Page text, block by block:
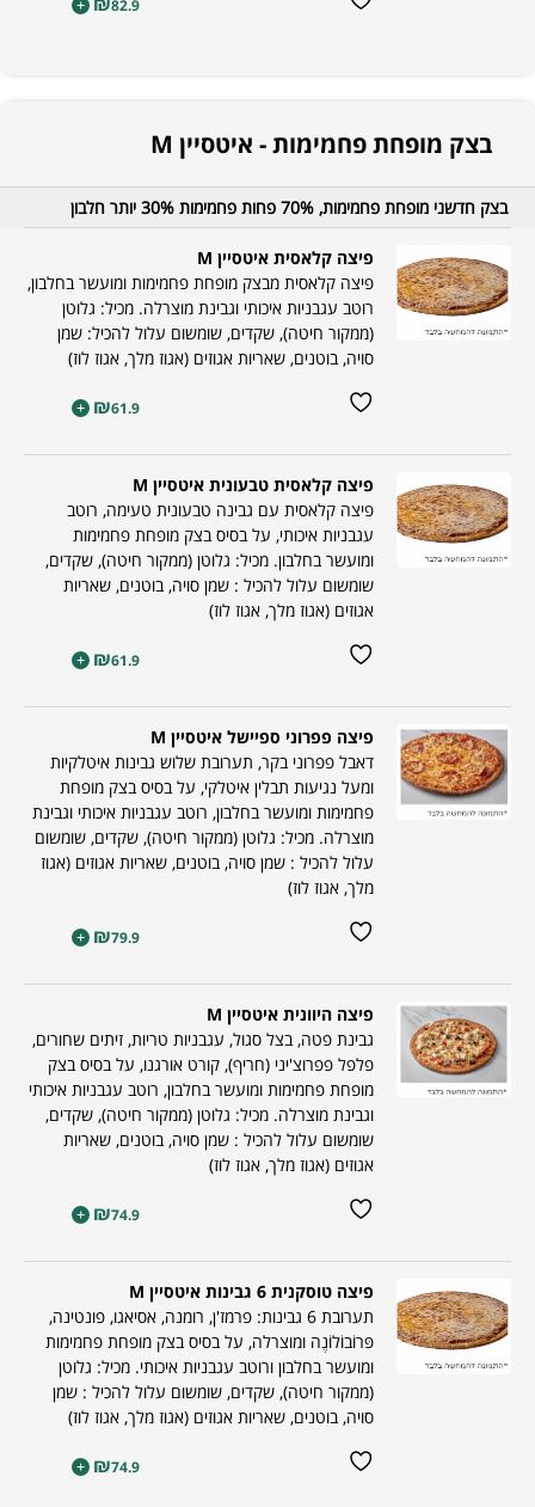
82.9
+
בצק מופחת פחמימות - איטסיין M
בצק חדשני מופחת פחמימות, 70% פחות פחמימות 30% יותר חלבון
פיצה קלאסית איטסיין M
פיצה קלאסית מבצק מופחת פחמימות ומועשר בחלבון,
רוטב עגבניות איכותי וגבינת מוצרלה. מכיל: גלוטן
(ממקור חיטה), שקדים, שומשום עלול להכיל: שמן
סויה, בוטנים, שאריות אגוזים (אגוז מלך, אגוז לוז)
₪61.9
+
פיצה קלאסית טבעונית איטסיין M
פיצה קלאסית עם גבינה טבעונית טעימה, רוטב
עגבניות איכותי, על בסיס בצק מופחת פחמימות
ומועשר בחלבון. מכיל: גלוטן (ממקור חיטה), שקדים,
שומשום עלול להכיל : שמן סויה, בוטנים, שאריות
אגוזים (אגוז מלך, אגוז לוז)
₪61.9
+
פיצה פפרוני ספיישל איטסיין M
דאבל פפרוני בקר, תערובת שלוש גבינות איטלקיות
ומעל נגיעות תבלין איטלקי, על בסיס בצק מופחת
פחמימות ומועשר בחלבון, רוטב עגבניות איכותי וגבינת
מוצרלה. מכיל: גלוטן (ממקור חיטה), שקדים, שומשום
עלול להכיל : שמן סויה, בוטנים, שאריות אגוזים (אגוז
מלך, אגוז לוז)
₪79.9
+
פיצה היוונית איטסיין M
גבינת פטה, בצל סגול, עגבניות טריות, זיתים שחורים,
פלפל פפרוצ'יני (חריף), קורט אורגנו, על בסיס בצק
מופחת פחמימות ומועשר בחלבון, רוטב עגבניות איכותי
וגבינת מוצרלה. מכיל: גלוטן (ממקור חיטה), שקדים,
שומשום עלול להכיל : שמן סויה, בוטנים, שאריות
אגוזים (אגוז מלך, אגוז לוז)
₪74.9
+
פיצה טוסקנית 6 גבינות איטסיין M
תערובת 6 גבינות: פרמז'ן, רומנה, אסיאגו, פונטינה,
פּרוֹבוֹלוֹנֶה ומוצרלה, על בסיס בצק מופחת פחמימות
ומועשר בחלבון ורוטב עגבניות איכותי. מכיל: גלוטן
(ממקור חיטה), שקדים, שומשום עלול להכיל : שמן
סויה, בוטנים, שאריות אגוזים (אגוז מלך, אגוז לוז)
₪74.9
+